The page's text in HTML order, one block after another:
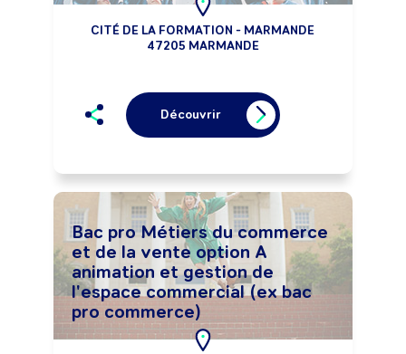
CITÉ DE LA FORMATION - MARMANDE
47205 MARMANDE
Découvrir
Bac pro Métiers du commerce
et de la vente option A
animation et gestion de
l'espace commercial (ex bac
pro commerce)